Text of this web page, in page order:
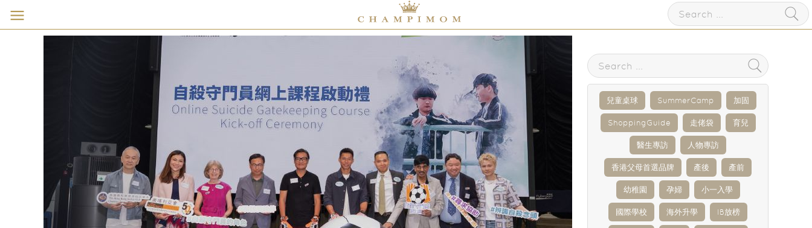
兒童桌球 SummerCamp 加固
ShoppingGuide 走佬袋 育兒
醫生專訪 人物專訪
香港父母首選品牌 產後 產前
幼稚園 孕婦 小一入學
國際學校 海外升學 IB放榜